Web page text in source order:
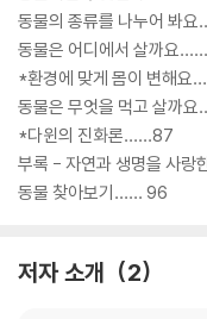
동물의 종류를 나누어 봐
동물은 어디에서 살까요
*환경에 맞게 몸이 변해
동물은 무엇을 먹고 살까
*다윈의 진화론……87
부록 - 자연과 생명을 사
동물 찾아보기…… 96
저자 소개 2